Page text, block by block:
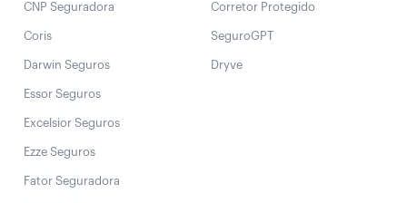
CNP Seguradora
Coris
Darwin Seguros
Essor Seguros
Excelsior Seguros
Ezze Seguros
Fator Seguradora
Corretor Protegido
SeguroGPT
Dryve